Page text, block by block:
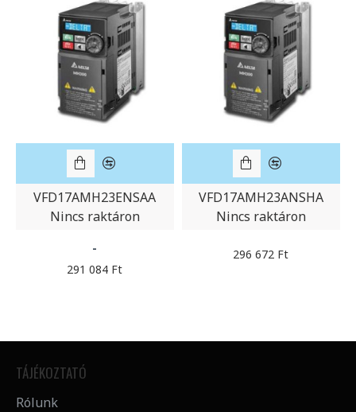
VFD17AMH23ENSAA
Nincs raktáron
-
291 084 Ft
VFD17AMH23ANSHA
Nincs raktáron
296 672 Ft
TÁJÉKOZTATÓ
Rólunk